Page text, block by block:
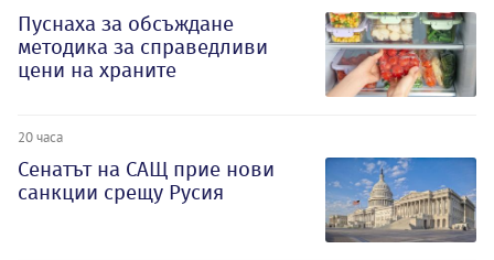
Пуснаха за обсъждане
методика за справедливи
цени на храните
20 часа
Сенатът на САЩ прие нови
санкции срещу Русия